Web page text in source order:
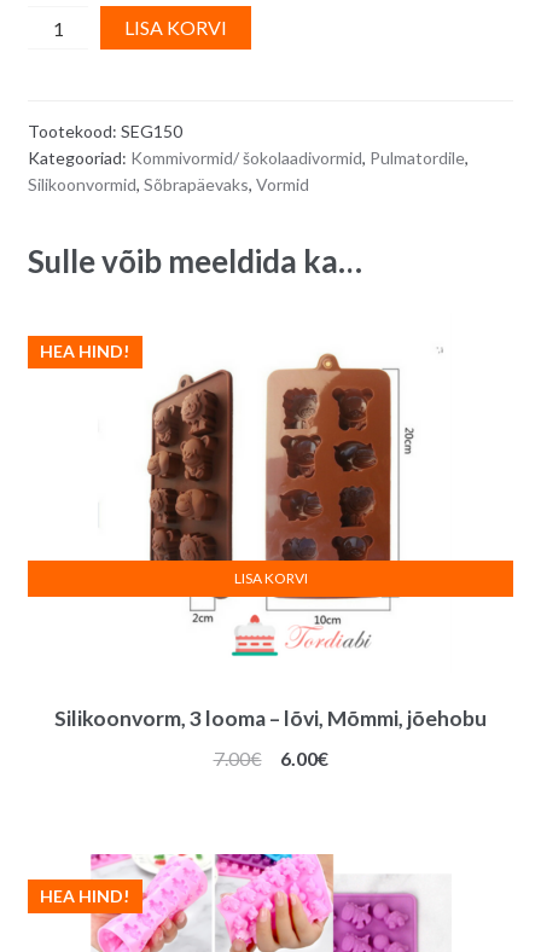
Silikoonvorm/
kommivorm,
LISA KORVI
i
Tootekood: SEG150
Kategooriad: Kommivormid/ šokolaadivormid, Pulmatordile,
Silikoonvormid, Sõbrapäevaks, Vormid
Sulle võib meeldida ka…
Silikoonvorm, 3 looma – lõvi, Mõmmi, jõehobu
HEA HIND!
7.00€
Algne
6.00€Praegune
LISA KORVI
HEA HIND!